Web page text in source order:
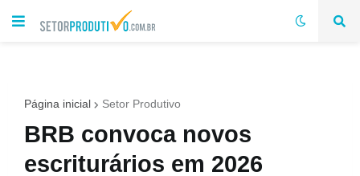
Página inicial Setor Produtivo
BRB convoca novos
escriturários em 2026